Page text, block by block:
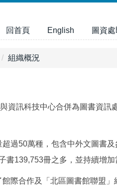
回首頁 English 圖資
組織概況
資訊科技中心合併為圖書資訊
過50萬種，包含中外文圖書
書139,753冊之多，並持續增加
際合作及「北區圖書館聯盟